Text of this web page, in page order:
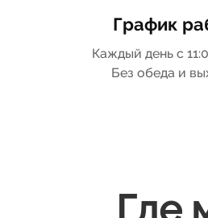
График
Каждый день с
Без обеда и